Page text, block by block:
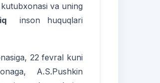
va uning
inson huquqlari
22 fevral kuni
A.S.Pushkin